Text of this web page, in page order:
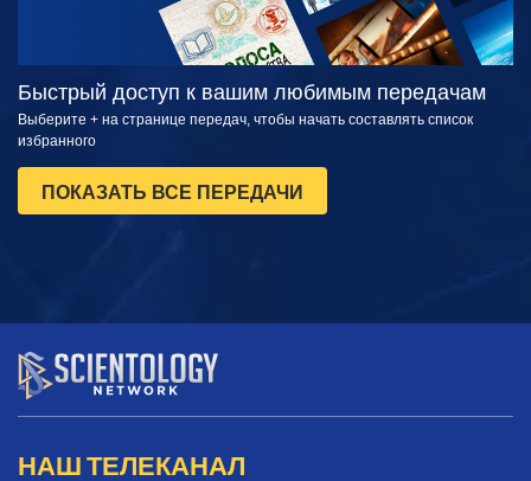
Быстрый доступ к вашим любимым передачам
Выберите + на странице передач, чтобы начать составлять список
избранного
ПОКАЗАТЬ ВСЕ ПЕРЕДАЧИ
НАШ ТЕЛЕКАНАЛ